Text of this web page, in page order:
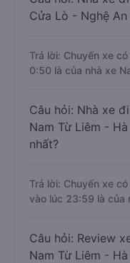
Cửa Lò - Nghệ
Trả lời: Chuyến xe
0:50 là của nhà xe
Câu hỏi: Nhà xe
Nam Từ Liêm -
nhất?
Trả lời: Chuyến xe
vào lúc 23:59 là của
Câu hỏi: Review
Nam Từ Liêm -